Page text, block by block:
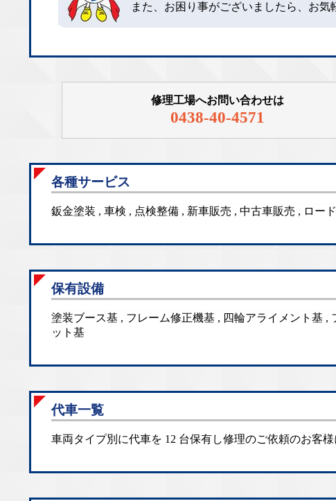
また、お困り事がございましたら、お気
修理工場へお問い合わせは
0438-40-4571
各種サービス
鈑金塗装 , 車検 , 点検整備 , 新車販売 , 中古車販売 , ロー
保有設備
塗装ブース基 , フレーム修正機基 , 四輪アライメント基
ット基
代車一覧
車両タイプ別に代車を 12 台保有し修理のご依頼のお客様